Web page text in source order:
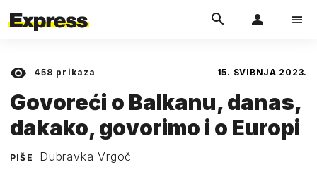
458 prikaza 15. SVIBNJA 2023.
Govoreći o Balkanu, danas,
dakako, govorimo i o Europi
PIŠE Dubravka Vrgoč